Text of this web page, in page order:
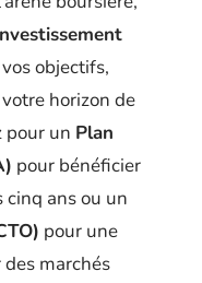
objectifs,
horizon de
pour un Plan
pour bénéficier
cinq ans ou un
pour une
marchés